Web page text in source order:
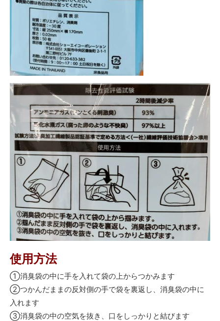
使用方法
①消臭袋の中に手を入れて袋の上からつかみます
②つかんだままの反対側の手で袋を裏返し、消臭袋の中に
入れます
③消臭袋の中の空気を抜き、口をしっかりと結びます